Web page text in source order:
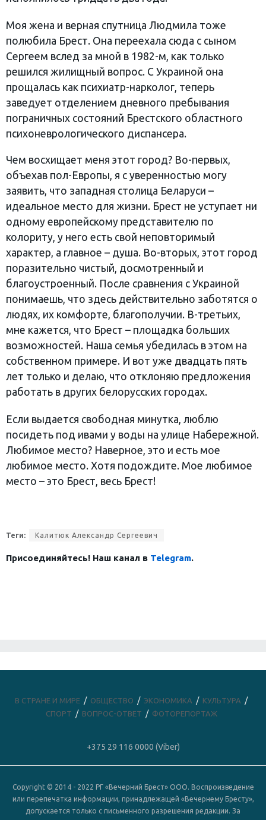
Моя жена и верная спутница Людмила тоже
полюбила Брест. Она переехала сюда с сыном
Сергеем вслед за мной в 1982-м, как только
решился жилищный вопрос. С Украиной она
прощалась как психиатр-нарколог, теперь
заведует отделением дневного пребывания
пограничных состояний Брестского областного
психоневрологического диспансера.
Чем восхищает меня этот город? Во-первых,
объехав пол-Европы, я с уверенностью могу
заявить, что западная столица Беларуси –
идеальное место для жизни. Брест не уступает ни
одному европейскому представителю по
колориту, у него есть свой неповторимый
характер, а главное – душа. Во-вторых, этот город
поразительно чистый, досмотренный и
благоустроенный. После сравнения с Украиной
понимаешь, что здесь действительно заботятся о
людях, их комфорте, благополучии. В-третьих,
мне кажется, что Брест – площадка больших
возможностей. Наша семья убедилась в этом на
собственном примере. И вот уже двадцать пять
лет только и делаю, что отклоняю предложения
работать в других белорусских городах.
Если выдается свободная минутка, люблю
посидеть под ивами у воды на улице Набережной.
Любимое место? Наверное, это и есть мое
любимое место. Хотя подождите. Мое любимое
место – это Брест, весь Брест!
Теги: Калитюк Александр Сергеевич
Присоединяйтесь! Наш канал в Telegram.
В СТРАНЕ И МИРЕ ОБЩЕСТВО ЭКОНОМИКА
КУЛЬТУРА
СПОРТ
ВОПРОС-ОТВЕТ ФОТОРЕПОРТАЖ
+375 29 116 0000 (Viber)
Copyright © 2014 - 2022 РГ «Вечерний Брест» ООО. Воспроизведение
или перепечатка информации, принадлежащей «Вечернему Бресту»,
допускается только с письменного разрешения редакции. За